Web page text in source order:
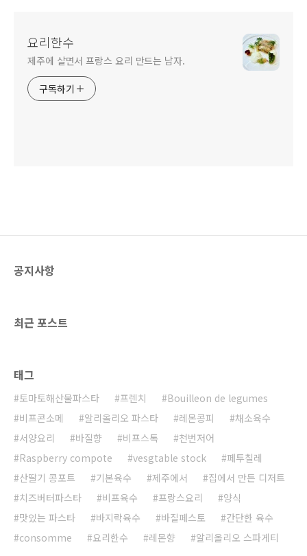
요리한수
제주에 살면서 프랑스 요리 만드는 남자.
구독하기
공지사항
최근 포스트
태그
토마토해산물파스타 프렌치
Bouilleon de legumes
비프콘소메
알리올리오 파스타 레몬콩피
채소육수
서양요리
바질향 비프스톡
천번저어
Raspberry compote
vesgtable stock
페투칠레
산딸기 콩포트
기본육수 제주에서
집에서 만든 디저트
치즈버터파스타
비프육수 프랑스요리
양식
맛있는 파스타
바지락육수 바질페스토
간단한 육수
consomme
요리한수 레몬향 알리올리오 스파게티